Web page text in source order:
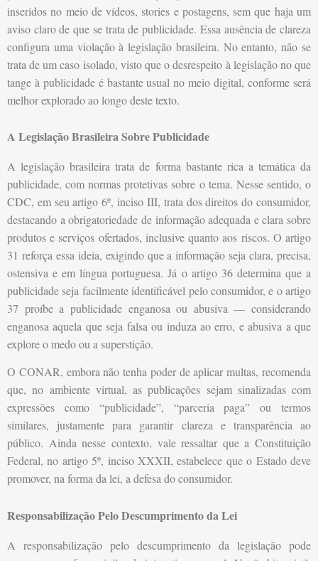
inseridos no meio de vídeos, stories e postagens, sem que haja um
aviso claro de que se trata de publicidade. Essa ausência de clareza
configura uma violação à legislação brasileira. No entanto, não se
trata de um caso isolado, visto que o desrespeito à legislação no que
tange à publicidade é bastante usual no meio digital, conforme será
melhor explorado ao longo deste texto.
A Legislação Brasileira Sobre Publicidade
A legislação brasileira trata de forma bastante rica a temática da
publicidade, com normas protetivas sobre o tema. Nesse sentido, o
CDC, em seu artigo 6º, inciso III, trata dos direitos do consumidor,
destacando a obrigatoriedade de informação adequada e clara sobre
produtos e serviços ofertados, inclusive quanto aos riscos. O artigo
31 reforça essa ideia, exigindo que a informação seja clara, precisa,
ostensiva e em língua portuguesa. Já o artigo 36 determina que a
publicidade seja facilmente identificável pelo consumidor, e o artigo
37 proíbe a publicidade enganosa ou abusiva — considerando
enganosa aquela que seja falsa ou induza ao erro, e abusiva a que
explore o medo ou a superstição.
O CONAR, embora não tenha poder de aplicar multas, recomenda
que, no ambiente virtual, as publicações sejam sinalizadas com
expressões como “publicidade”, “parceria paga” ou termos
similares, justamente para garantir clareza e transparência ao
público. Ainda nesse contexto, vale ressaltar que a Constituição
Federal, no artigo 5º, inciso XXXII, estabelece que o Estado deve
promover, na forma da lei, a defesa do consumidor.
Responsabilização Pelo Descumprimento da Lei
A responsabilização pelo descumprimento da legislação pode